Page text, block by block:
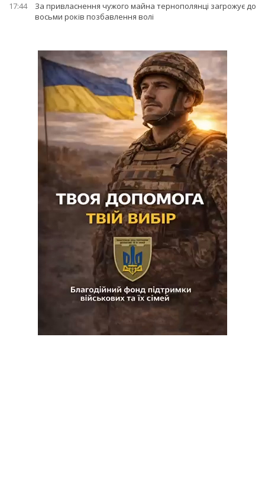
17:44
За привласнення чужого майна тернополянці загрожує до
восьми років позбавлення волі